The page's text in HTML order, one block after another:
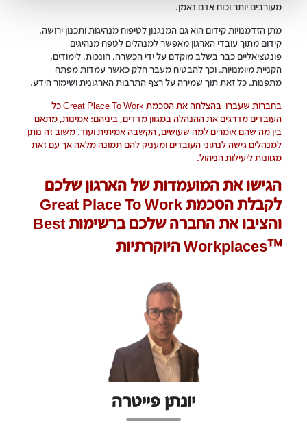
מעורבים יותר וכוח אדם נאמן.
מתן הזדמנויות קידום הוא גם המנגנון לטיפוח מנהיגות ותכנון ירושה.
קידום מתוך עובדי הארגון מאפשר למנהלים לטפח מנהיגים
פונטציאליים כבר בשלב מוקדם על ידי הכשרה, חונכות, לימודים,
הקניית מיומנויות, וכך להבטיח מעבר חלק כאשר עמדות מפתח
מתפנות. כל זאת תוך שמירה על רצף התרבות הארגונית ושימור הידע.
בחברות שעברו בהצלחה את הסכמת Great Place To Work כל
העובדים מדרגים את ההנהלה במגוון מדדים, ביניהם: אמינות, מתאם
בין מה שהם אומרים למה שעושים, הקשבה אמיתית ועוד. משוב זה נותן
למנהלים גישה לנתוני העובדים ומעניק להם תמונה מלאה אך עם זאת
מגוונות ליעילות הניהול.
הגישו את המועמדות של הארגון שלכם
לקבלת הסכמת Great Place To Work
והציבו את החברה שלכם ברשימות Best
Workplaces™‎ היוקרתיות
יונתן פייטרה